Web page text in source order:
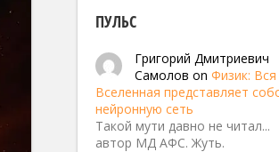
ПУЛЬС
Григорий Дмитриевич
Самолов on Физик: Вся
Вселенная представляет
нейронную сеть
Такой мути давно не читал...
автор МД АФС. Жуть.